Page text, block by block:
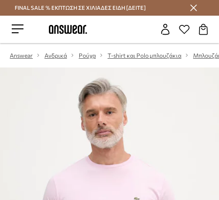
Εξοικονομήστε με το Answear Club
FINAL SALE % ΕΚΠΤΩΣΗ ΣΕ ΧΙΛΙΑΔΕΣ ΕΙΔΗ [ΔΕΙΤΕ]
Answear Ανδρικά Ρούχα T-shirt και Polo μπλουζάκια